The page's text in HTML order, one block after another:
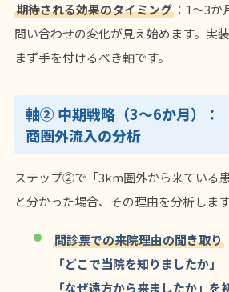
期待される効果のタイミング ：1〜3か
問い合わせの変化が見え始めます。実装
まず手を付けるべき軸です。
軸② 中期戦略（3〜6か月）：
商圏外流入の分析
ステップ②で「3km圏外から来ている患
と分かった場合、その理由を分析します
問診票での来院理由の聞き取り
「どこで当院を知りましたか」
「なぜ遠方から来ましたか」を